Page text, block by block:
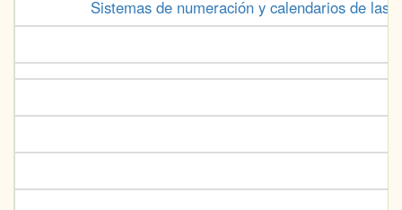
Sistemas de numeración y calendarios de las